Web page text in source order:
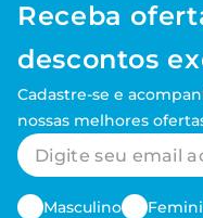
Receba
descontos
Cadastre-se e
nossas melhores
Masculino